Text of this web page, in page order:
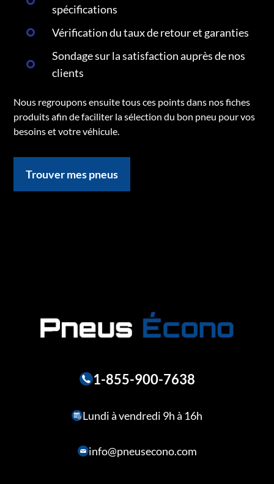
spécifications
Vérification du taux de retour et garanties
Sondage sur la satisfaction auprès de nos
clients
Nous regroupons ensuite tous ces points dans nos fiches
produits afin de faciliter la sélection du bon pneu pour vos
besoins et votre véhicule.
Trouver mes pneus
1-855-900-7638
Lundi à vendredi 9h à 16h
info@pneusecono.com